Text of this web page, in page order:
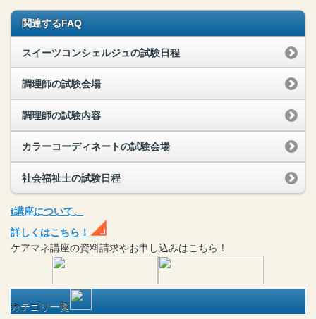
関連するFAQ
スイーツコンシェルジュの試験日程
調理師の試験会場
調理師の試験内容
カラーコーディネートの試験会場
社会福祉士の試験日程
t講座について、
詳しくはこちら！
ケアマネ講座の資料請求やお申し込みはこちら！
カテゴリ一覧